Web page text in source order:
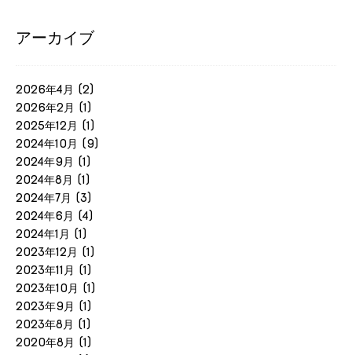
アーカイブ
2026年4月 (2)
2026年2月 (1)
2025年12月 (1)
2024年10月 (9)
2024年9月 (1)
2024年8月 (1)
2024年7月 (3)
2024年6月 (4)
2024年1月 (1)
2023年12月 (1)
2023年11月 (1)
2023年10月 (1)
2023年9月 (1)
2023年8月 (1)
2020年8月 (1)